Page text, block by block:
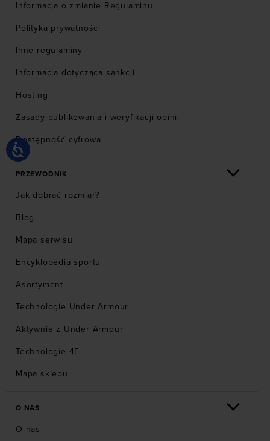
Informacja o zmianie Regulaminu
Polityka prywatności
Inne regulaminy
Informacja dotycząca sankcji
Hosting
Zasady publikowania i weryfikacji opinii
Dostępność cyfrowa
PRZEWODNIK
Jak dobrać rozmiar?
Blog
Mapa serwisu
Encyklopedia sportu
Asortyment
Technologie Under Armour
Aktywnie z Under Armour
Technologie 4F
Mapa sklepu
O NAS
O nas